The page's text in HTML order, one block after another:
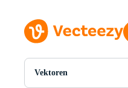
Vektoren